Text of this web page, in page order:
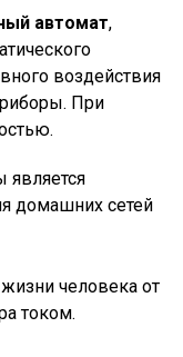
автомат,
воздействия
При
является
домашних сетей
человека от
током.